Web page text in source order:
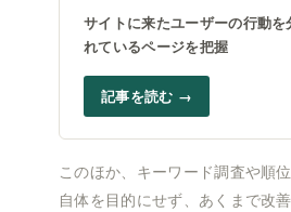
サイトに来たユーザーの行動
れているページを把握
記事を読む →
このほか、キーワード調査や順
自体を目的にせず、あくまで改